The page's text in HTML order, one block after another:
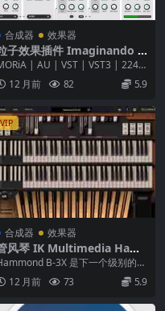
合成器 效果器
子效果插件 Imaginando G
1.0.0 MAC
| AU | VST | VST3 | 224.7
GRFX ...
12 月前 82 5.9
VIP
合成器 效果器
风琴 IK Multimedia Ham
B-3X v1.3.5 WIN MA
B-3X 是下一个级别的管
琴虚拟乐器，它提供了前所未有
真实感...
12 月前 73 5.9